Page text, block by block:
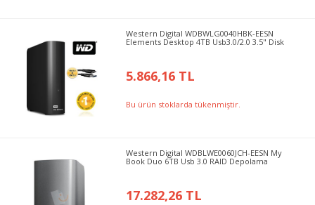
Western Digital WDBWLG0040HBK-EESN
Elements Desktop 4TB Usb3.0/2.0 3.5" Disk
5.866,16 TL
Bu ürün stoklarda tükenmiştir.
Western Digital WDBLWE0060JCH-EESN My
Book Duo 6TB Usb 3.0 RAID Depolama
17.282,26 TL